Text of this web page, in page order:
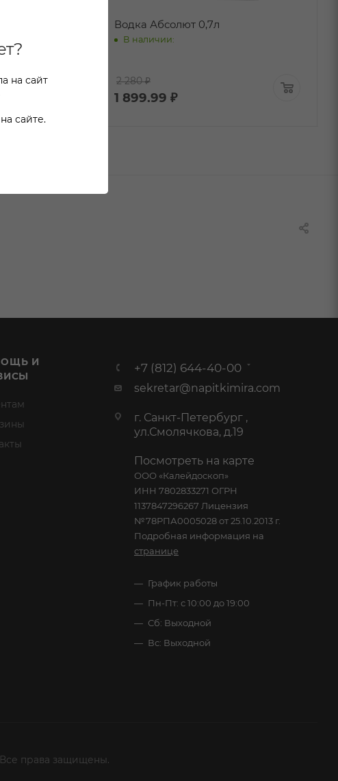
на сайт
сайте.
Водка Абсолют 0,7л
В наличии:
2 280 ₽
1 899.99 ₽
И
+7 (812) 644-40-00
sekretar@napitkimira.com
г. Санкт-Петербург ,
ул.Смолячкова, д.19
Посмотреть на карте
ООО «Калейдоскоп»
ИНН 7802833271 ОГРН
1137847296267 Лицензия
№78РПА0005028 от 25.10.2013 г.
Подробная информация на
странице
График работы
Пн-Пт: с 10:00 до 19:00
Сб: Выходной
Вс: Выходной
права защищены.